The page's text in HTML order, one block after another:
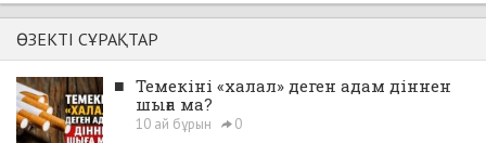
ӨЗЕКТІ СҰРАҚТАР
■ Темекіні «халал» деген адам діннен
шыға ма?
10 ай бұрын 0